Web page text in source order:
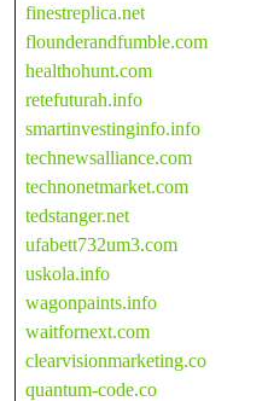
finestreplica.net
flounderandfumble.com
healthohunt.com
retefuturah.info
smartinvestinginfo.info
technewsalliance.com
technonetmarket.com
tedstanger.net
ufabett732um3.com
uskola.info
wagonpaints.info
waitfornext.com
clearvisionmarketing.co
quantum-code.co